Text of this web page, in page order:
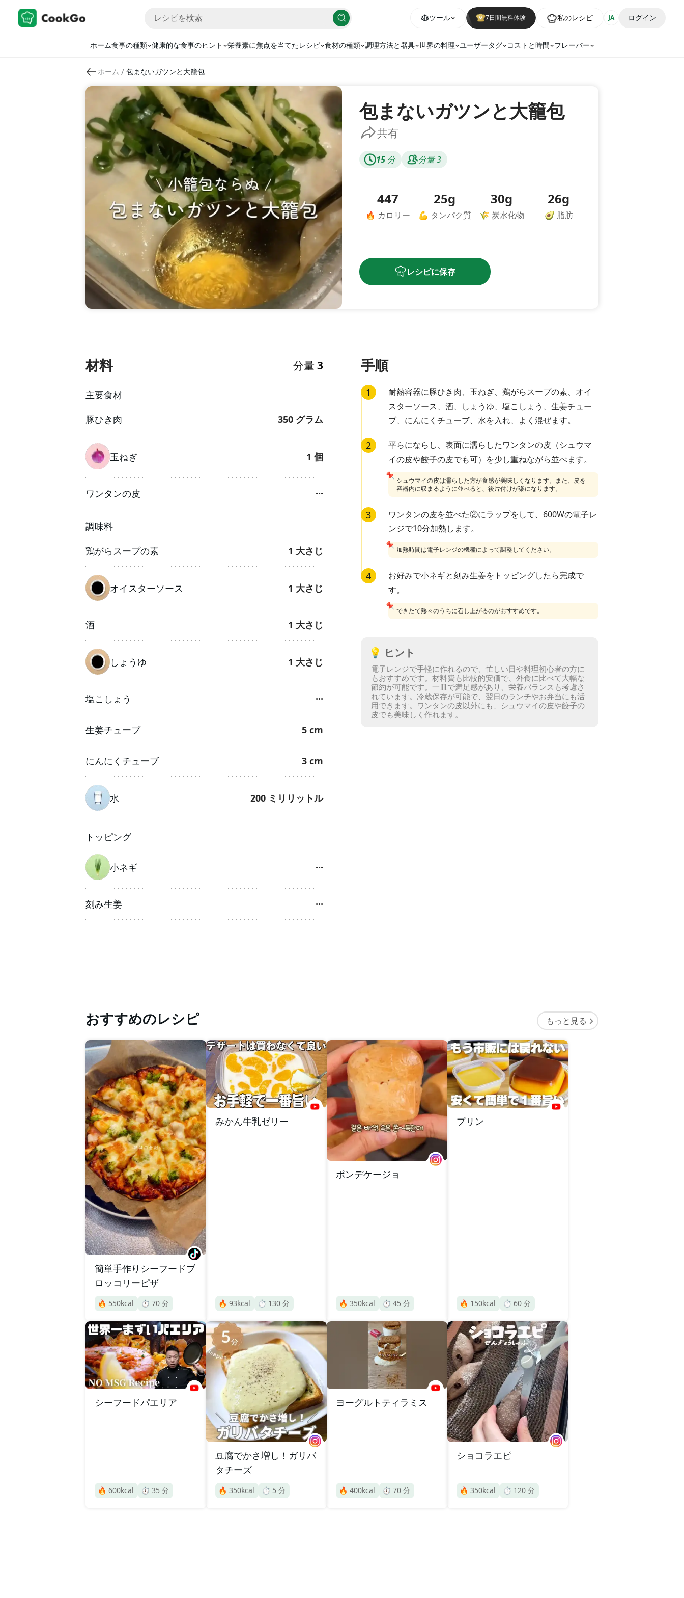
ツール 7日間無料体験 私のレシピ JA ログイン
ホーム食事の種類 健康的な食事のヒント 栄養素に焦点を当てたレシピ 食材の種類 調理方法と器具 世界の料理 ユーザータグ コストと時間 フレーバー
ホーム / 包まないガツンと大籠包
包まないガツンと大籠包
共有
15 分 分量 3
447
🔥 カロリー
25g
💪 タンパク質
30g
🌾 炭水化物
26g
🥑 脂肪
レシピに保存
材料 分量 3
主要食材
豚ひき肉
350 グラム
玉ねぎ 1 個
ワンタンの皮 ···
調味料
鶏がらスープの素
1 大さじ
オイスターソース 1 大さじ
酒 1 大さじ
しょうゆ 1 大さじ
塩こしょう ···
生姜チューブ 5 cm
にんにくチューブ 3 cm
水 200 ミリリットル
トッピング
小ネギ ···
刻み生姜 ···
手順
1
耐熱容器に豚ひき肉、玉ねぎ、鶏がらスープの素、オイ
スターソース、酒、しょうゆ、塩こしょう、生姜チュー
ブ、にんにくチューブ、水を入れ、よく混ぜます。
2
平らにならし、表面に濡らしたワンタンの皮（シュウマ
イの皮や餃子の皮でも可）を少し重ねながら並べます。
シュウマイの皮は濡らした方が食感が美味しくなります。また、皮を
容器内に収まるように並べると、後片付けが楽になります。
📌
3
ワンタンの皮を並べた②にラップをして、600Wの電子レ
ンジで10分加熱します。
加熱時間は電子レンジの機種によって調整してください。
📌
4
お好みで小ネギと刻み生姜をトッピングしたら完成で
す。
できたて熱々のうちに召し上がるのがおすすめです。
📌
💡 ヒント
電子レンジで手軽に作れるので、忙しい日や料理初心者の方に
もおすすめです。 材料費も比較的安価で、外食に比べて大幅な
節約が可能です。 一皿で満足感があり、栄養バランスも考慮さ
れています。 冷蔵保存が可能で、翌日のランチやお弁当にも活
用できます。 ワンタンの皮以外にも、シュウマイの皮や餃子の
皮でも美味しく作れます。
おすすめのレシピ もっと見る
簡単手作りシーフードブ
ロッコリーピザ
🔥 550kcal ⏱️ 70 分
みかん牛乳ゼリー
🔥 93kcal ⏱️ 130 分
ポンデケージョ
🔥 350kcal ⏱️ 45 分
プリン
🔥 150kcal ⏱️ 60 分
シーフードパエリア
🔥 600kcal ⏱️ 35 分
豆腐でかさ増し！ガリバ
タチーズ
🔥 350kcal ⏱️ 5 分
ヨーグルトティラミス
🔥 400kcal ⏱️ 70 分
ショコラエピ
🔥 350kcal ⏱️ 120 分